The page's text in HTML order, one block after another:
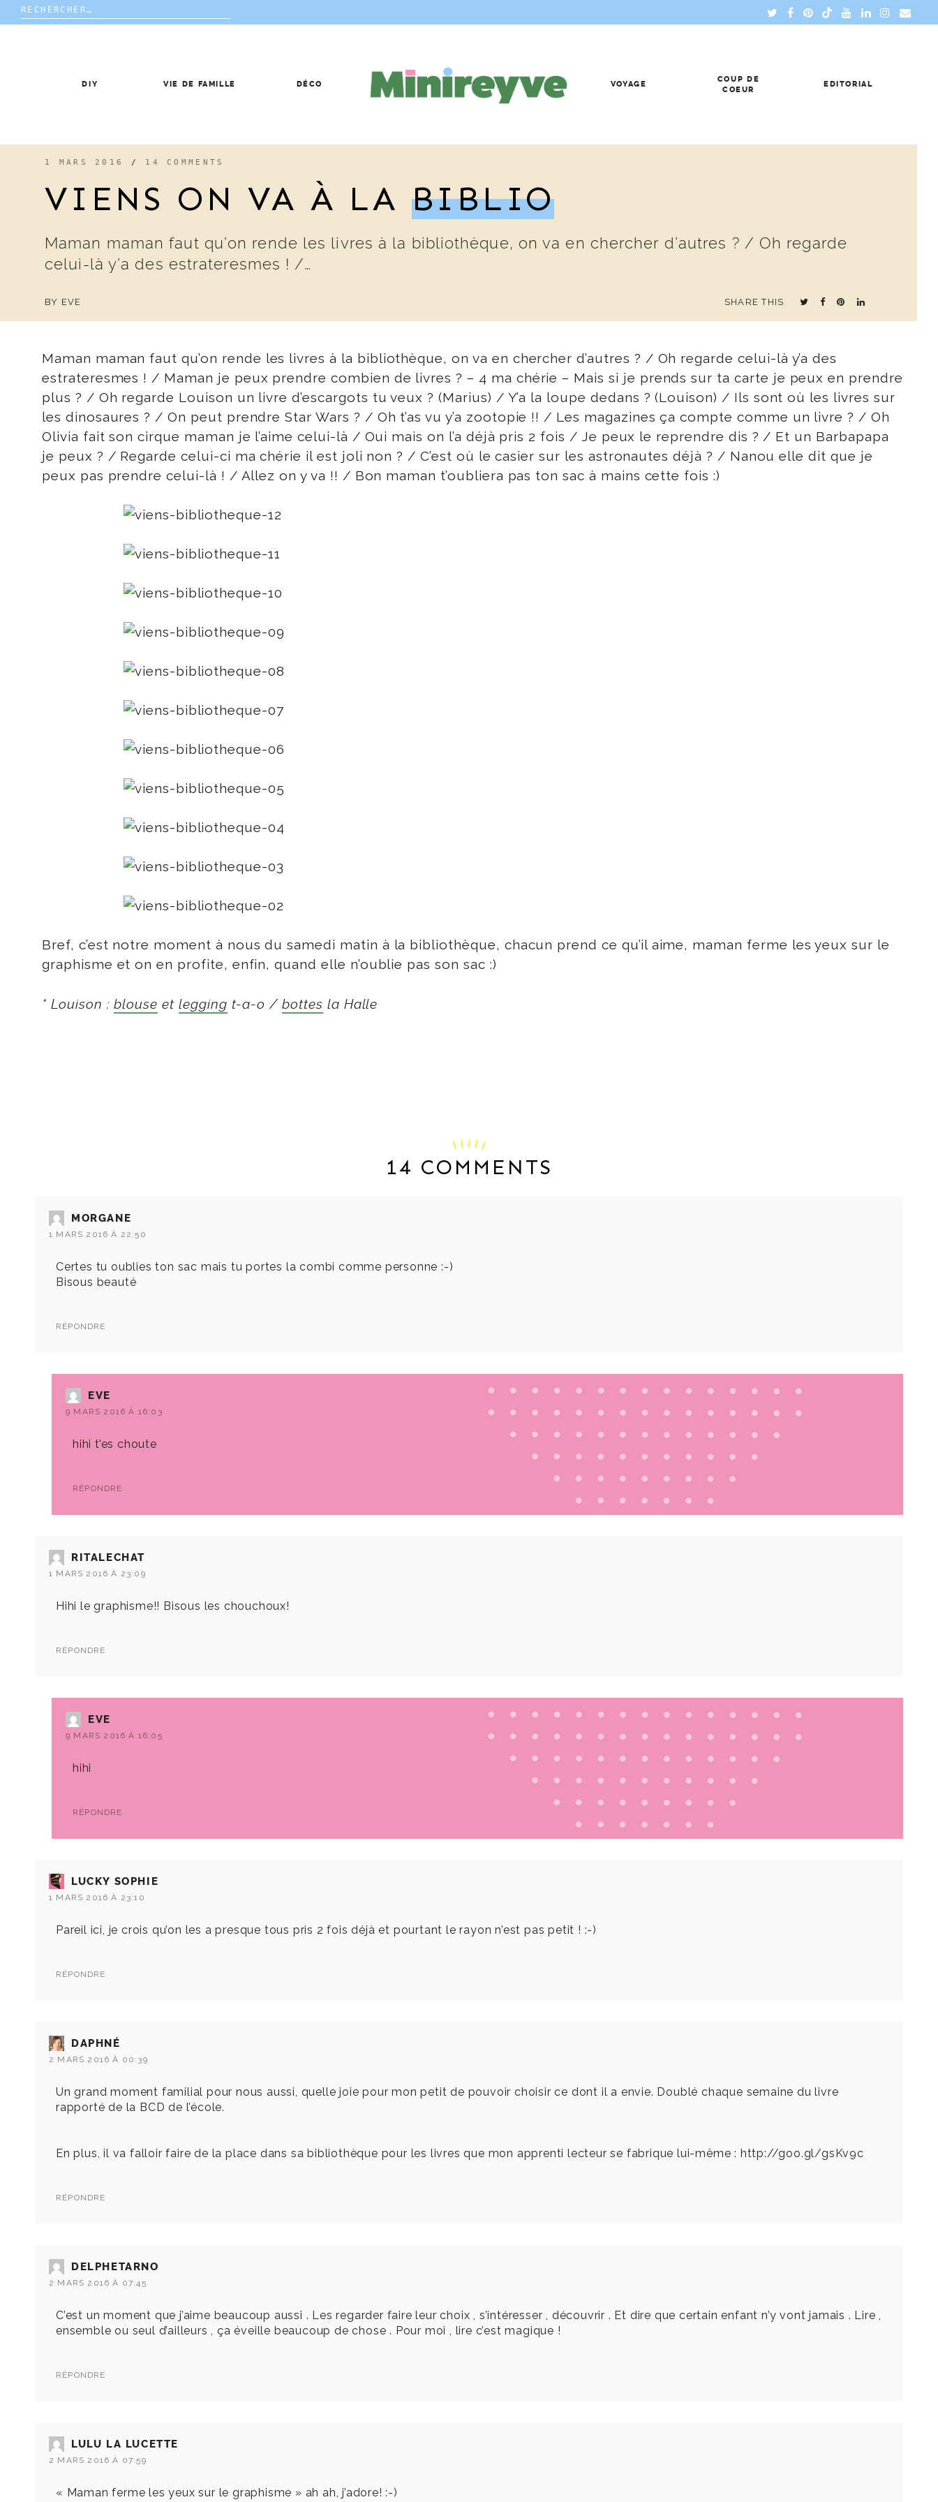
Rechercher :
DIY VIE DE FAMILLE DÉCO VOYAGE
COUP DE
COEUR
EDITORIAL
1 MARS 2016 / 14 COMMENTS
VIENS ON VA À LA BIBLIO
Maman maman faut qu’on rende les livres à la bibliothèque, on va en chercher d’autres ? / Oh regarde
celui-là y’a des estrateresmes ! /…
BY EVE SHARE THIS
Maman maman faut qu’on rende les livres à la bibliothèque, on va en chercher d’autres ? / Oh regarde celui-là y’a des
estrateresmes ! / Maman je peux prendre combien de livres ? – 4 ma chérie – Mais si je prends sur ta carte je peux en prendre
plus ? / Oh regarde Louison un livre d’escargots tu veux ? (Marius) / Y’a la loupe dedans ? (Louison) / Ils sont où les livres sur
les dinosaures ? / On peut prendre Star Wars ? / Oh t’as vu y’a zootopie !! / Les magazines ça compte comme un livre ? / Oh
Olivia fait son cirque maman je l’aime celui-là / Oui mais on l’a déjà pris 2 fois / Je peux le reprendre dis ? / Et un Barbapapa
je peux ? / Regarde celui-ci ma chérie il est joli non ? / C’est où le casier sur les astronautes déjà ? / Nanou elle dit que je
peux pas prendre celui-là ! / Allez on y va !! / Bon maman t’oubliera pas ton sac à mains cette fois :)
Bref, c’est notre moment à nous du samedi matin à la bibliothèque, chacun prend ce qu’il aime, maman ferme les yeux sur le
graphisme et on en profite, enfin, quand elle n’oublie pas son sac :)
* Louison :blouse et legging t-a-o /bottes la Halle
14 COMMENTS
MORGANE
1 MARS 2016 À 22:50
Certes tu oublies ton sac mais tu portes la combi comme personne :-)
Bisous beauté
RÉPONDRE
EVE
9 MARS 2016 À 16:03
hihi t’es choute
RÉPONDRE
RITALECHAT
1 MARS 2016 À 23:09
Hihi le graphisme!! Bisous les chouchoux!
RÉPONDRE
EVE
9 MARS 2016 À 16:05
hihi
RÉPONDRE
LUCKY SOPHIE
1 MARS 2016 À 23:10
Pareil ici, je crois qu’on les a presque tous pris 2 fois déjà et pourtant le rayon n’est pas petit ! :-)
RÉPONDRE
DAPHNÉ
2 MARS 2016 À 00:39
Un grand moment familial pour nous aussi, quelle joie pour mon petit de pouvoir choisir ce dont il a envie. Doublé chaque semaine du livre
rapporté de la BCD de l’école.
En plus, il va falloir faire de la place dans sa bibliothèque pour les livres que mon apprenti lecteur se fabrique lui-même : http://goo.gl/gsKv9c
RÉPONDRE
DELPHETARNO
2 MARS 2016 À 07:45
C’est un moment que j’aime beaucoup aussi . Les regarder faire leur choix , s’intéresser , découvrir . Et dire que certain enfant n’y vont jamais . Lire ,
ensemble ou seul d’ailleurs , ça éveille beaucoup de chose . Pour moi , lire c’est magique !
RÉPONDRE
LULU LA LUCETTE
2 MARS 2016 À 07:59
« Maman ferme les yeux sur le graphisme » ah ah, j’adore! :-)